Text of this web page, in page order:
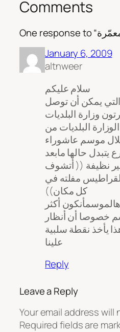
Comments
January 6, 2009
altnweer
سلام عليكم
يمكن أن توصل
وزارة البلديات
البلديات من
موسم عاشوراء
حالها مابعد
غير نظيفة (( أتشوف
مفلته في
كل مكان))
أكثر
خصوصا أن أنظار
يأخذ نقطة سلبية
علينا
Reply
Leave a Reply
Your email address will
Required fields are